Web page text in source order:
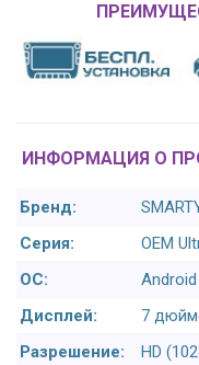
ИНФОРМАЦИЯ О
Бренд:
Серия:
OEM
ОС:
Android
Дисплей:
7
Разрешение:
HD